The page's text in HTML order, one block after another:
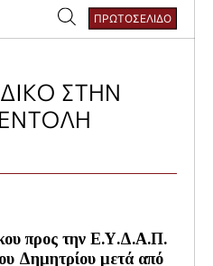
ΠΡΩΤΟΣΕΛΙΔΟ
ΣΤΗΝ
προς την Ε.Υ.Δ.Α.Π.
Δημητρίου μετά από